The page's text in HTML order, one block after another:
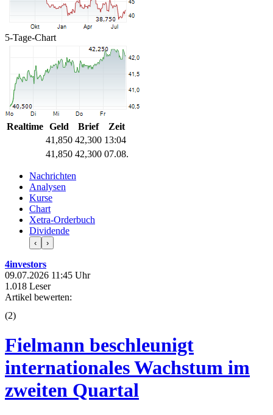
5-Tage-Chart
Realtime Geld Brief
Zeit
41,850 42,300 13:04
41,850 42,300 07.08.
Nachrichten
Analysen
Kurse
Chart
Xetra-Orderbuch
Dividende
‹ ›
4investors
09.07.2026 11:45 Uhr
1.018 Leser
Artikel bewerten:
(2)
Fielmann beschleunigt
internationales Wachstum im
zweiten Quartal